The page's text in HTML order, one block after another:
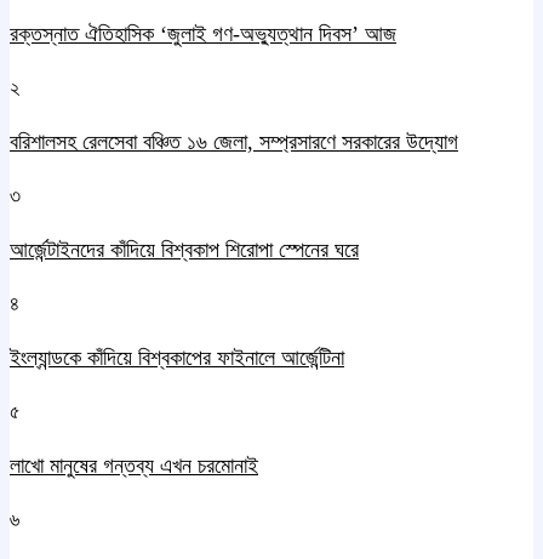
রক্তস্নাত ঐতিহাসিক ‌‘জুলাই গণ-অভ্যুত্থান দিবস’ আজ
২
বরিশালসহ রেলসেবা বঞ্চিত ১৬ জেলা, সম্প্রসারণে সরকারের উদ্যোগ
৩
আর্জেন্টাইনদের কাঁদিয়ে বিশ্বকাপ শিরোপা স্পেনের ঘরে
৪
ইংল্যান্ডকে কাঁদিয়ে বিশ্বকাপের ফাইনালে আর্জেন্টিনা
৫
লাখো মানুষের গন্তব্য এখন চরমোনাই
৬